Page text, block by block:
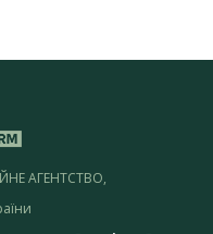
АГЕНТСТВО,